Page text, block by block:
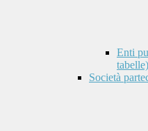
Enti
tabelle)
Società